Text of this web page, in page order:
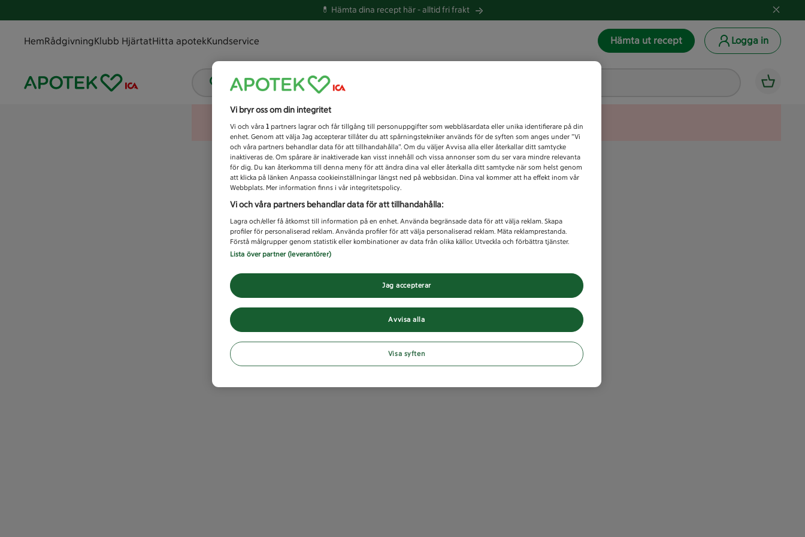
💊 Hämta dina recept här -alltid fri frakt
HemRådgivningKlubb HjärtatHitta apotekKundservice Hämta ut recept Logga in
Vad letar du efter idag?
Unknown error
Vi bryr oss om din integritet
Vi och våra 1 partners lagrar och får tillgång till personuppgifter som webbläsardata eller unika identifierare på din
enhet. Genom att välja Jag accepterar tillåter du att spårningstekniker används för de syften som anges under ”Vi
och våra partners behandlar data för att tillhandahålla”. Om du väljer Avvisa alla eller återkallar ditt samtycke
inaktiveras de. Om spårare är inaktiverade kan visst innehåll och vissa annonser som du ser vara mindre relevanta
för dig. Du kan återkomma till denna meny för att ändra dina val eller återkalla ditt samtycke när som helst genom
att klicka på länken Anpassa cookieinställningar längst ned på webbsidan. Dina val kommer att ha effekt inom vår
Webbplats. Mer information finns i vår integritetspolicy.
Vi och våra partners behandlar data för att tillhandahålla:
Lagra och/eller få åtkomst till information på en enhet. Använda begränsade data för att välja reklam. Skapa
profiler för personaliserad reklam. Använda profiler för att välja personaliserad reklam. Mäta reklamprestanda.
Förstå målgrupper genom statistik eller kombinationer av data från olika källor. Utveckla och förbättra tjänster.
Lista över partner (leverantörer)
Avvisa alla
Jag accepterar
Visa syften